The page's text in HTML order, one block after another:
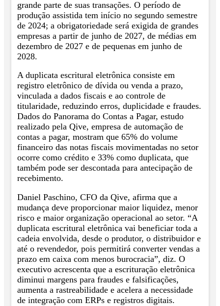
grande parte de suas transações. O período de
produção assistida tem início no segundo semestre
de 2024; a obrigatoriedade será exigida de grandes
empresas a partir de junho de 2027, de médias em
dezembro de 2027 e de pequenas em junho de
2028.
A duplicata escritural eletrônica consiste em
registro eletrônico de dívida ou venda a prazo,
vinculada a dados fiscais e ao controle de
titularidade, reduzindo erros, duplicidade e fraudes.
Dados do Panorama do Contas a Pagar, estudo
realizado pela Qive, empresa de automação de
contas a pagar, mostram que 65% do volume
financeiro das notas fiscais movimentadas no setor
ocorre como crédito e 33% como duplicata, que
também pode ser descontada para antecipação de
recebimento.
Daniel Paschino, CFO da Qive, afirma que a
mudança deve proporcionar maior liquidez, menor
risco e maior organização operacional ao setor. “A
duplicata escritural eletrônica vai beneficiar toda a
cadeia envolvida, desde o produtor, o distribuidor e
até o revendedor, pois permitirá converter vendas a
prazo em caixa com menos burocracia”, diz. O
executivo acrescenta que a escrituração eletrônica
diminui margens para fraudes e falsificações,
aumenta a rastreabilidade e acelera a necessidade
de integração com ERPs e registros digitais.